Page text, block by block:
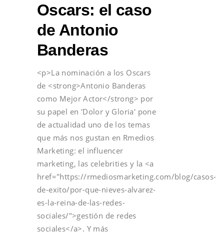
Oscars: el caso
de Antonio
Banderas
<p>La nominación a los Oscars
de <strong>Antonio Banderas
como Mejor Actor</strong> por
su papel en 'Dolor y Gloria' pone
de actualidad uno de los temas
que más nos gustan en Rmedios
Marketing: el influencer
marketing, las celebrities y la <a
href="https://rmediosmarketing.com/blog/casos-
de-exito/por-que-nieves-alvarez-
es-la-reina-de-las-redes-
sociales/">gestión de redes
sociales</a>. Y más